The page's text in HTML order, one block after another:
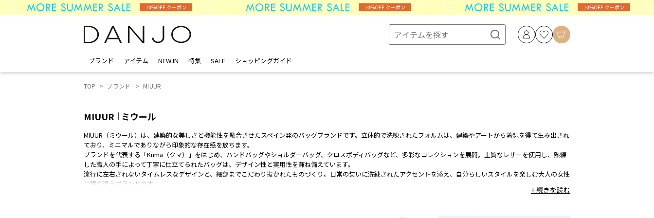
ブランド アイテム NEW IN 特集 SALE ショッピングガイド
TOP ブランド MIUUR
MIUUR ミウール
MIUUR（ミウール）は、建築的な美しさと機能性を融合させたスペイン発のバッグブランドです。立体的で洗練されたフォルムは、建築やアートから着想を得て生み出され
ており、ミニマルでありながら印象的な存在感を放ちます。
ブランドを代表する「Kuma（クマ）」をはじめ、ハンドバッグやショルダーバッグ、クロスボディバッグなど、多彩なコレクションを展開。上質なレザーを使用し、熟練
した職人の手によって丁寧に仕立てられたバッグは、デザイン性と実用性を兼ね備えています。
流行に左右されないタイムレスなデザインと、細部までこだわり抜かれたものづくり。日常の装いに洗練されたアクセントを添え、自分らしいスタイルを楽しむ大人の女性
に寄り添うブランドです。
+ 続きを読む